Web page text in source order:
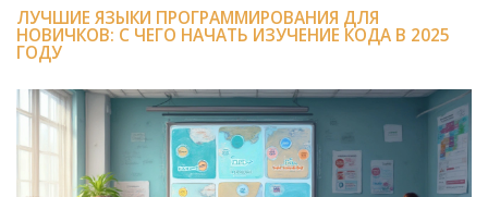
ЛУЧШИЕ ЯЗЫКИ ПРОГРАММИРОВАНИЯ ДЛЯ
НОВИЧКОВ: С ЧЕГО НАЧАТЬ ИЗУЧЕНИЕ КОДА В 2025
ГОДУ